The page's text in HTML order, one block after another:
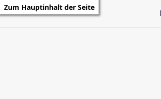
Zum Hauptinhalt der Seite